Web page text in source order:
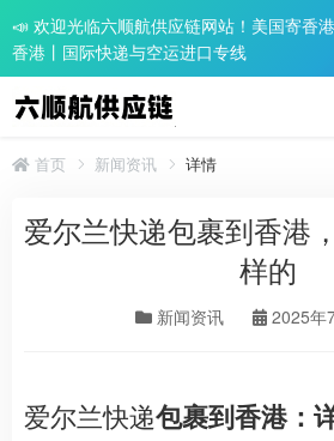
📣 欢迎光临六顺航供应链网站！美国寄香
香港丨国际快递与空运进口专线
首页 新闻资讯 详情
爱尔兰快递包裹到香港
样的
新闻资讯 2025年
爱尔兰快递包裹到香港：